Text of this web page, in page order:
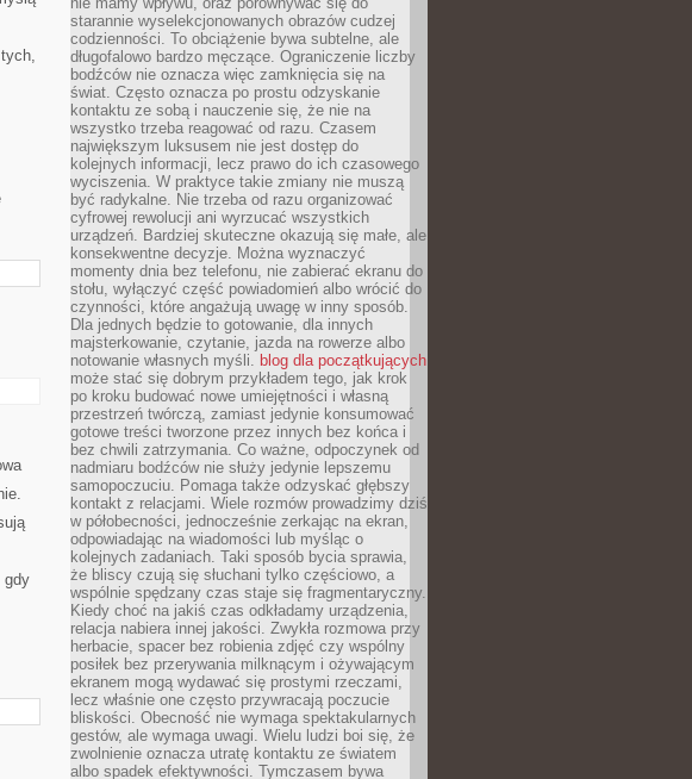
gdy
starannie wyselekcjonowanych obrazów cudzej
codzienności. To obciążenie bywa subtelne, ale
długofalowo bardzo męczące. Ograniczenie liczby
bodźców nie oznacza więc zamknięcia się na
świat. Często oznacza po prostu odzyskanie
kontaktu ze sobą i nauczenie się, że nie na
wszystko trzeba reagować od razu. Czasem
największym luksusem nie jest dostęp do
kolejnych informacji, lecz prawo do ich czasowego
wyciszenia. W praktyce takie zmiany nie muszą
być radykalne. Nie trzeba od razu organizować
cyfrowej rewolucji ani wyrzucać wszystkich
urządzeń. Bardziej skuteczne okazują się małe, ale
konsekwentne decyzje. Można wyznaczyć
momenty dnia bez telefonu, nie zabierać ekranu do
stołu, wyłączyć część powiadomień albo wrócić do
czynności, które angażują uwagę w inny sposób.
Dla jednych będzie to gotowanie, dla innych
majsterkowanie, czytanie, jazda na rowerze albo
notowanie własnych myśli. blog dla początkujących
może stać się dobrym przykładem tego, jak krok
po kroku budować nowe umiejętności i własną
przestrzeń twórczą, zamiast jedynie konsumować
gotowe treści tworzone przez innych bez końca i
bez chwili zatrzymania. Co ważne, odpoczynek od
nadmiaru bodźców nie służy jedynie lepszemu
samopoczuciu. Pomaga także odzyskać głębszy
kontakt z relacjami. Wiele rozmów prowadzimy dziś
w półobecności, jednocześnie zerkając na ekran,
odpowiadając na wiadomości lub myśląc o
kolejnych zadaniach. Taki sposób bycia sprawia,
że bliscy czują się słuchani tylko częściowo, a
wspólnie spędzany czas staje się fragmentaryczny.
Kiedy choć na jakiś czas odkładamy urządzenia,
relacja nabiera innej jakości. Zwykła rozmowa przy
herbacie, spacer bez robienia zdjęć czy wspólny
posiłek bez przerywania milknącym i ożywającym
ekranem mogą wydawać się prostymi rzeczami,
lecz właśnie one często przywracają poczucie
bliskości. Obecność nie wymaga spektakularnych
gestów, ale wymaga uwagi. Wielu ludzi boi się, że
zwolnienie oznacza utratę kontaktu ze światem
albo spadek efektywności. Tymczasem bywa